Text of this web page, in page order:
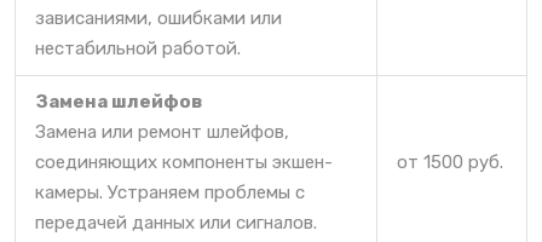
зависаниями, ошибками или
нестабильной работой.
Замена шлейфов
Замена или ремонт шлейфов,
соединяющих компоненты экшен-
камеры. Устраняем проблемы с
передачей данных или сигналов.
от 1500 руб.